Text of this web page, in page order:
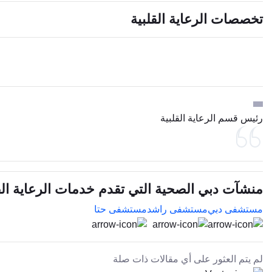
تخصصات الرعاية القلبية
رئيس قسم الرعاية القلبية
منشآت دبي الصحية التي تقدم خدمات الرعاية
مستشفى دبيمستشفى راشدمستشفى حتا
لم يتم العثور على أي مقالات ذات صلة